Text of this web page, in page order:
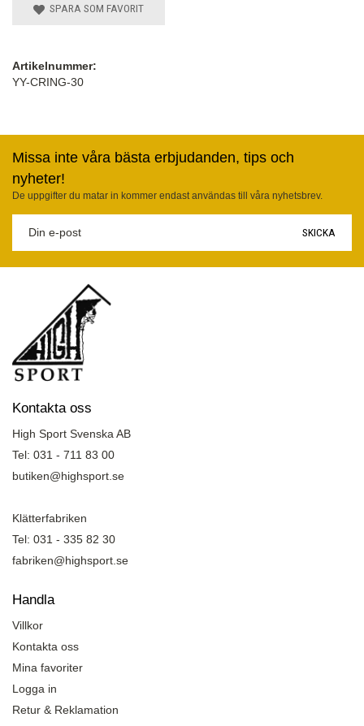
SPARA SOM FAVORIT
Artikelnummer:
YY-CRING-30
Missa inte våra bästa erbjudanden, tips och
nyheter!
De uppgifter du matar in kommer endast användas till våra nyhetsbrev.
SKICKA
Kontakta oss
High Sport Svenska AB
Tel: 031 - 711 83 00
butiken@highsport.se
Klätterfabriken
Tel: 031 - 335 82 30
fabriken@highsport.se
Handla
Villkor
Kontakta oss
Mina favoriter
Logga in
Retur & Reklamation